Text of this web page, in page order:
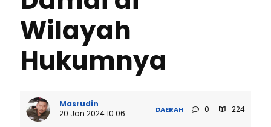
Wilayah
Hukumnya
Masrudin
20 Jan 2024 10:06
DAERAH 0 224